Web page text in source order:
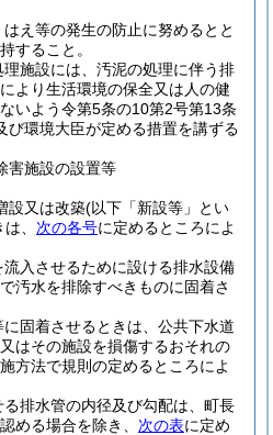
え等の発生の防止に努めるとと
すること。
施設には、汚泥の処理に伴う排
より生活環境の保全又は人の健
いよう令第5条の10第2号第13条
び環境大臣が定める措置を講ずる
害施設の設置等
設又は改築(以下「新設等」とい
、 次の各号に定めるところによ
入させるために設ける排水設備
汚水を排除すべきものに固着さ
固着させるときは、公共下水道
はその施設を損傷するおそれの
方法で規則の定めるところによ
排水管の内径及び勾配は、町長
める場合を除き、 次の表に定め